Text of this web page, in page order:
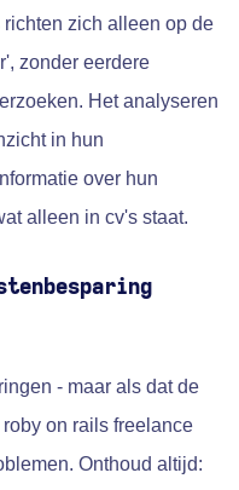
zich alleen op de
zonder eerdere
Het analyseren
in hun
over hun
alleen in cv's staat.
- maar als dat de
on rails freelance
Onthoud altijd: